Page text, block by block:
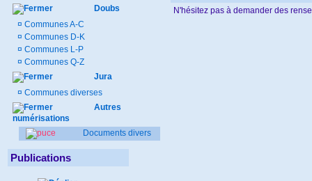
Doubs
¤ Communes A-C
¤ Communes D-K
¤ Communes L-P
¤ Communes Q-Z
Jura
¤ Communes diverses
Autres
numérisations
Documents divers
Publications
N'hésitez pas à demander des